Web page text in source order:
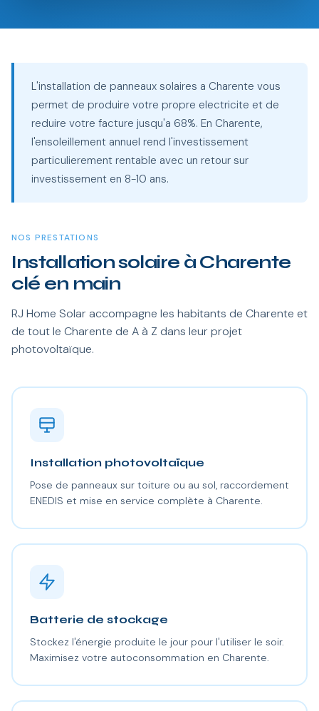
L'installation de panneaux solaires a Charente vous
permet de produire votre propre electricite et de
reduire votre facture jusqu'a 68%. En Charente,
l'ensoleillement annuel rend l'investissement
particulierement rentable avec un retour sur
investissement en 8-10 ans.
NOS PRESTATIONS
Installation solaire à Charente
clé en main
RJ Home Solar accompagne les habitants de Charente et
de tout le Charente de A à Z dans leur projet
photovoltaïque.
Installation photovoltaïque
Pose de panneaux sur toiture ou au sol, raccordement
ENEDIS et mise en service complète à Charente.
Batterie de stockage
Stockez l'énergie produite le jour pour l'utiliser le soir.
Maximisez votre autoconsommation en Charente.